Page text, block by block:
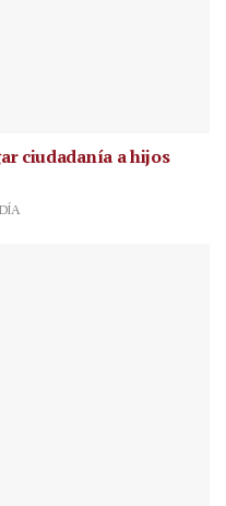
ciudadanía a hijos